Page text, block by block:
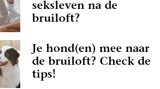
seksleven na de
bruiloft?
Je hond(en) mee naar
de bruiloft? Check de
tips!